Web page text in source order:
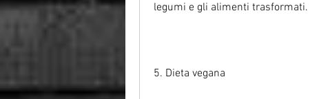
legumi e gli alimenti trasformati.
5. Dieta vegana